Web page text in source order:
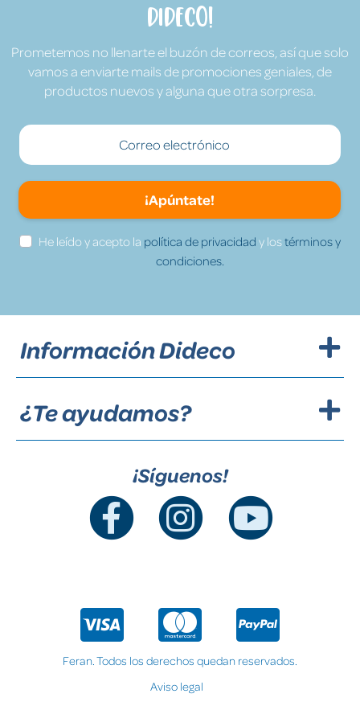
Dideco!
Prometemos no llenarte el buzón de correos, así que solo
vamos a enviarte mails de promociones geniales, de
productos nuevos y alguna que otra sorpresa.
¡Apúntate!
He leído y acepto la política de privacidad y lostérminos y
condiciones.
Información Dideco
¿Te ayudamos?
¡Síguenos!
Feran. Todos los derechos quedan reservados.
Aviso legal